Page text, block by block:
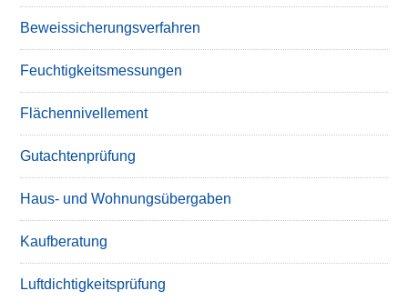
Beweissicherungsverfahren
Feuchtigkeitsmessungen
Flächennivellement
Gutachtenprüfung
Haus- und Wohnungsübergaben
Kaufberatung
Luftdichtigkeitsprüfung